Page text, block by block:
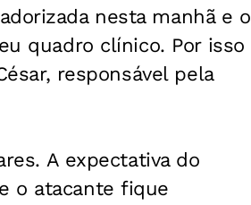
nesta manhã e o
quadro clínico. Por isso
responsável pela
A expectativa do
o atacante fique